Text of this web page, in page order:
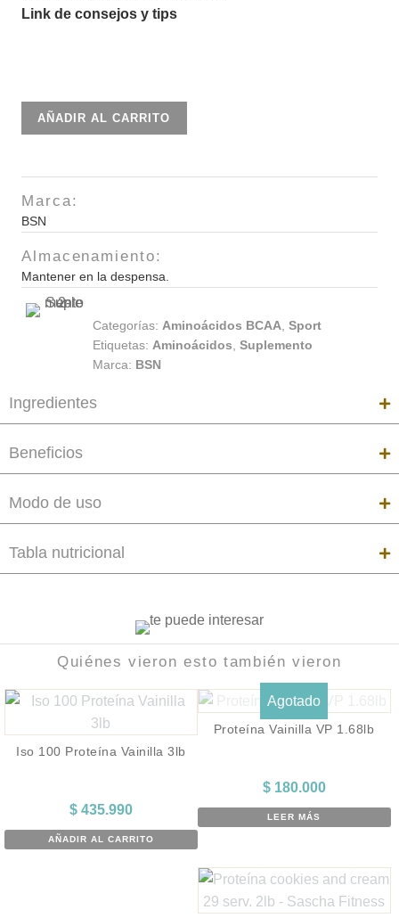
Link de consejos y tips
AminoX
Sandia
cantidad
AÑADIR AL CARRITO
Marca:
BSN
Almacenamiento:
Mantener en la despensa.
Categorías: Aminoácidos BCAA Sport
Etiquetas: Aminoácidos Suplemento
Marca: BSN
Ingredientes
Beneficios
Modo de uso
Tabla nutricional
Quiénes vieron esto también vieron
Iso 100 Proteína Vainilla 3lb
$435.990
AÑADIR AL CARRITO
Agotado
Proteína Vainilla VP 1.68lb
$180.000
LEER MÁS